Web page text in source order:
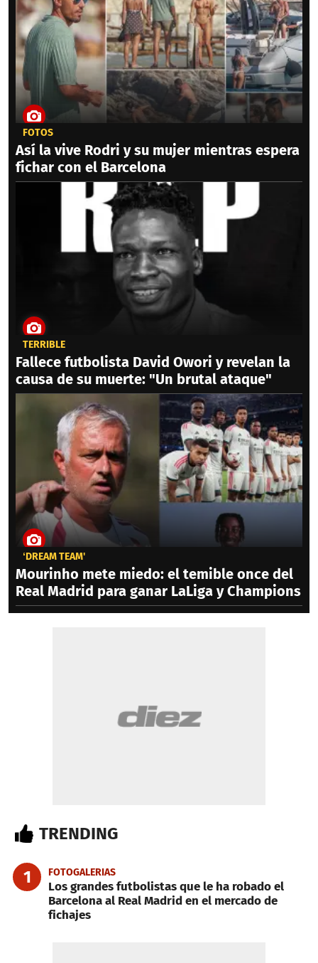
FOTOS
Así la vive Rodri y su mujer mientras espera
fichar con el Barcelona
TERRIBLE
Fallece futbolista David Owori y revelan la
causa de su muerte: "Un brutal ataque"
‘DREAM TEAM'
Mourinho mete miedo: el temible once del
Real Madrid para ganar LaLiga y Champions
TRENDING
1 FOTOGALERIAS
Los grandes futbolistas que le ha robado el
Barcelona al Real Madrid en el mercado de
fichajes